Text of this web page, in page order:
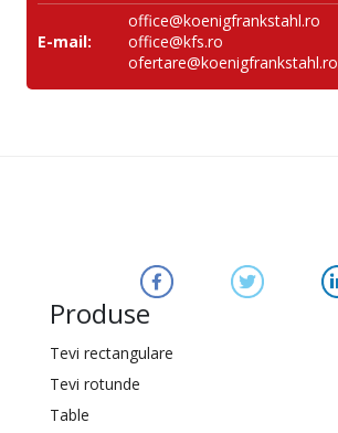
E-mail:
office@koenigfrankstahl.ro
office@kfs.ro
ofertare@koenigfrankstahl.ro
Produse
Tevi rectangulare
Tevi rotunde
Table